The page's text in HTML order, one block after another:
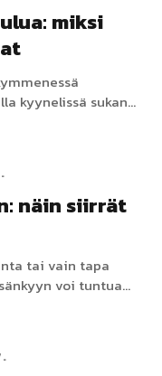
miksi
kyynelissä sukan
tulee, tekee niistä
näin siirrät
tai vain tapa
voi tuntua
kaikkien unta ja